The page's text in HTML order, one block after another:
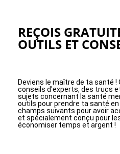
REÇOIS
OUTILS ET
Deviens le maître de ta santé
conseils d'experts, des trucs
sujets concernant la santé
outils pour prendre ta santé
champs suivants pour avoir
et spécialement conçu pour
économiser temps et argent !